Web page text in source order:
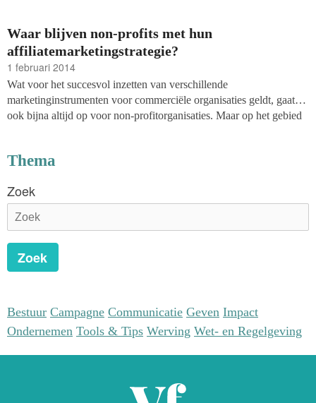
Waar blijven non-profits met hun
affiliatemarketingstrategie?
1 februari 2014
Wat voor het succesvol inzetten van verschillende
marketinginstrumenten voor commerciële organisaties geldt, gaat
ook bijna altijd op voor non-profitorganisaties. Maar op het gebied
Thema
Zoek
Zoek
Bestuur Campagne Communicatie Geven Impact
Ondernemen Tools & Tips Werving Wet- en Regelgeving